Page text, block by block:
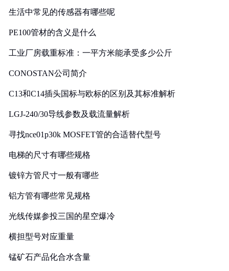
生活中常见的传感器有哪些呢
PE100管材的含义是什么
工业厂房载重标准：一平方米能承受多少公斤
CONOSTAN公司简介
C13和C14插头国标与欧标的区别及其标准解析
LGJ-240/30导线参数及载流量解析
寻找nce01p30k MOSFET管的合适替代型号
电梯的尺寸有哪些规格
镀锌方管尺寸一般有哪些
铝方管有哪些常见规格
光线传媒参投三国的星空爆冷
横担型号对应重量
锰矿石产品化合水含量